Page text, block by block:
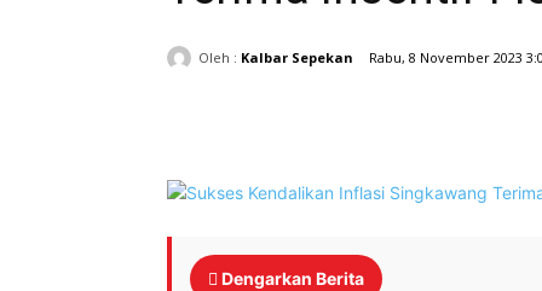
Oleh : Kalbar Sepekan Rabu, 8 November 2023
Dengarkan Berita